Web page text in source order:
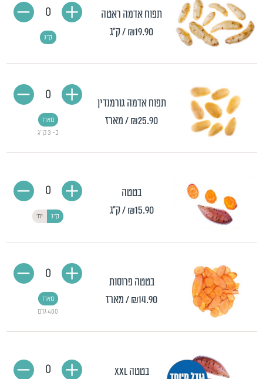
תפוח אדמה ראטה
₪19.90/ ק"ג ק"ג
0
תפוח אדמה גורמנדין
₪25.90/ מארז
כ- 3 ק"ג
מארז
0
בטטה
₪15.90 / ק"ג ק"ג יח'
0
בטטה פרוסות
₪14.90/ מארז
400 גרם
מארז
0
בטטה XXL
0